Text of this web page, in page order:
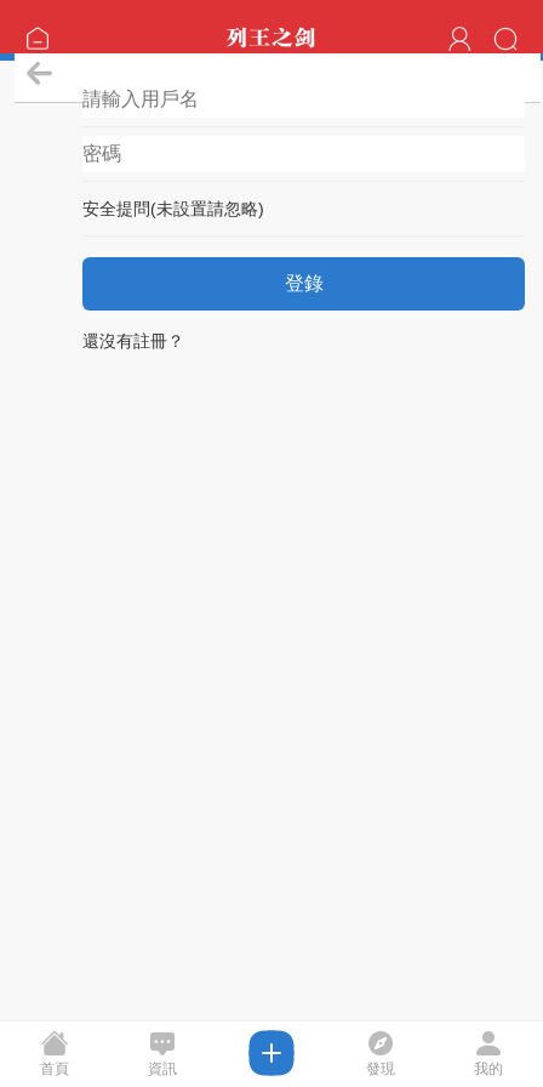
安全提問(未設置請忽略)
登錄
還沒有註冊？
首頁 資訊 發現 我的